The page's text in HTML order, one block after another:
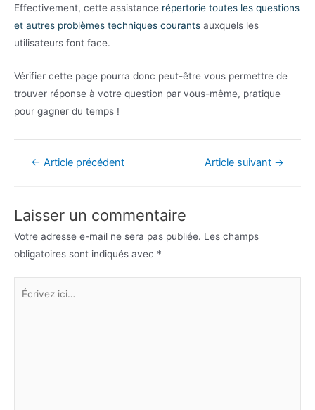
Effectivement, cette assistance répertorie toutes les questions
et autres problèmes techniques courants auxquels les
utilisateurs font face.
Vérifier cette page pourra donc peut-être vous permettre de
trouver réponse à votre question par vous-même, pratique
pour gagner du temps !
Navigation
← Article précédent Article suivant →
Laisser un commentaire
Votre adresse e-mail ne sera pas publiée. Les champs
obligatoires sont indiqués avec *
Écrivez